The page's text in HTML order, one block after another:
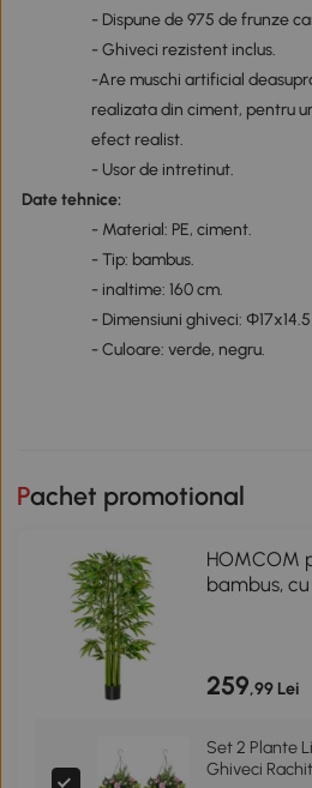
- Dispune de 975 de frunze
- Ghiveci rezistent inclus.
-Are muschi artificial
realizata din ciment, pentru
efect realist.
- Usor de intretinut.
Date tehnice:
- Material: PE, ciment.
- Tip: bambus.
- inaltime: 160 cm.
- Dimensiuni ghiveci:
- Culoare: verde, negru.
Pachet promotional
HOMCOM
bambus,
259,99 Lei
Set 2 Plante
Ghiveci